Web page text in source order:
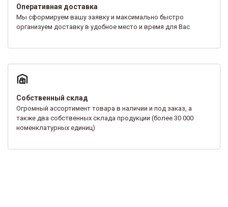
Оперативная доставка
Мы сформируем вашу заявку и максимально быстро
организуем доставку в удобное место и время для Вас
Собственный склад
Огромный ассортимент товара в наличии и под заказ, а
также два собственных склада продукции (более 30 000
номенклатурных единиц)